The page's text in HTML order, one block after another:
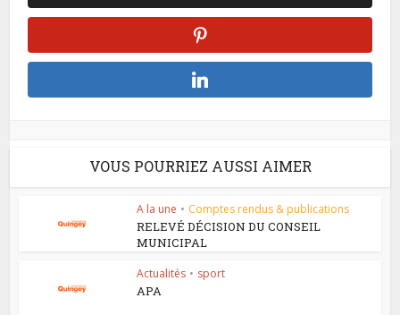
VOUS POURRIEZ AUSSI AIMER
A la une • Comptes rendus & publications
RELEVÉ DÉCISION DU CONSEIL
MUNICIPAL
Actualités • sport
APA